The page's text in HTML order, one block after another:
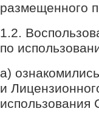
размещенного
1.2.
по
а)
и
использования